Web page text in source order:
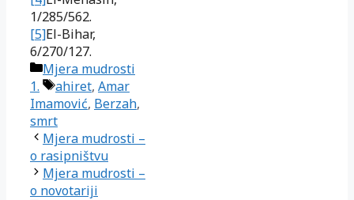
1/285/562.
[5]El-Bihar,
6/270/127.
Kategorije
Mjera mudrosti
1.
Oznake
ahiret, Amar
Imamović, Berzah,
smrt
Mjera mudrosti –
o rasipništvu
Mjera mudrosti –
o novotariji